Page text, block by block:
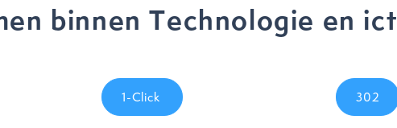
binnen Technologie en ict
1-Click 302